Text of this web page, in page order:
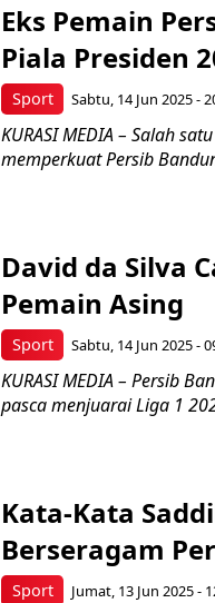
Sport
Eks Pemain
Piala Presiden
Sabtu, 14 Jun 2025 -
KURASI MEDIA – Salah
memperkuat Persib
Sport
David da Silva
Pemain Asing
Sabtu, 14 Jun 2025 -
KURASI MEDIA – Persib
pasca menjuarai Liga 1
Sport
Kata-Kata
Berseragam
Jumat, 13 Jun 2025 -